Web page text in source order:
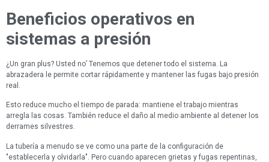
Beneficios operativos en
sistemas a presión
¿Un gran plus? Usted no’ Tenemos que detener todo el sistema. La
abrazadera le permite cortar rápidamente y mantener las fugas bajo presión
real.
Esto reduce mucho el tiempo de parada: mantiene el trabajo mientras
arregla las cosas. También reduce el daño al medio ambiente al detener los
derrames silvestres.
La tubería a menudo se ve como una parte de la configuración de
"establecerla y olvidarla". Pero cuando aparecen grietas y fugas repentinas,